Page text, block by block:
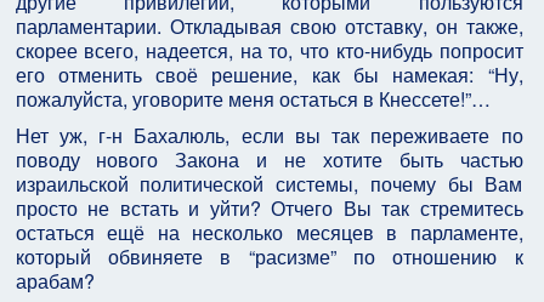
парламентарии. Откладывая свою отставку, он также,
скорее всего, надеется, на то, что кто-нибудь попросит
его отменить своё решение, как бы намекая: “Ну,
пожалуйста, уговорите меня остаться в Кнессете!”…
Нет уж, г-н Бахалюль, если вы так переживаете по
поводу нового Закона и не хотите быть частью
израильской политической системы, почему бы Вам
просто не встать и уйти? Отчего Вы так стремитесь
остаться ещё на несколько месяцев в парламенте,
который обвиняете в “расизме” по отношению к
арабам?